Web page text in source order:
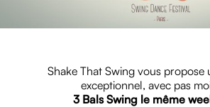
Shake That Swing vous propose
exceptionnel, avec pas
3 Bals Swing le même